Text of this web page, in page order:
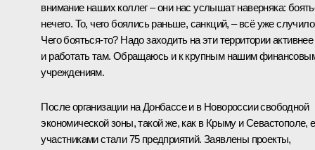
внимание наших коллег – они нас услышат наверняка:
нечего. То, чего боялись раньше, санкций, – всё уже
Чего бояться-то? Надо заходить на эти территории активнее
и работать там. Обращаюсь и к крупным нашим
учреждениям.
После организации на Донбассе и в Новороссии свободной
экономической зоны, такой же, как в Крыму и Севастополе,
участниками стали 75 предприятий. Заявлены проекты,